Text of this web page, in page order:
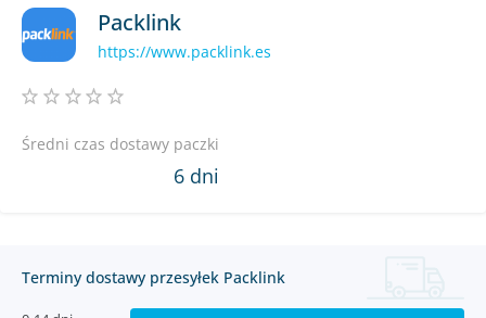
Packlink
https://www.packlink.es
Średni czas dostawy paczki
6 dni
Terminy dostawy przesyłek Packlink